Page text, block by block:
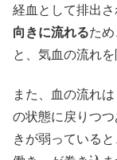
経血として排出
向きに流れるた
と、気血の流れを
また、血の流れ
の状態に戻りつ
きが弱っている